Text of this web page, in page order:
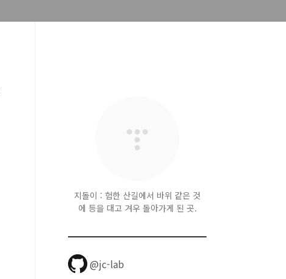
지돌이 : 험한 산길에서 바위 같은 것
에 등을 대고 겨우 돌아가게 된 곳.
@jc-lab